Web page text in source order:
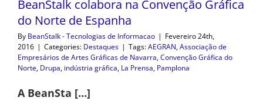
BeanStalk colabora na Convenção Gráfica
do Norte de Espanha
By BeanStalk - Tecnologias de Informacao | Fevereiro 24th,
2016 | Categories: Destaques | Tags:AEGRAN,Associação de
Empresários de Artes Gráficas de Navarra,Convenção Gráfica do
Norte, Drupa, indústria gráfica, La Prensa, Pamplona
A BeanSta […]